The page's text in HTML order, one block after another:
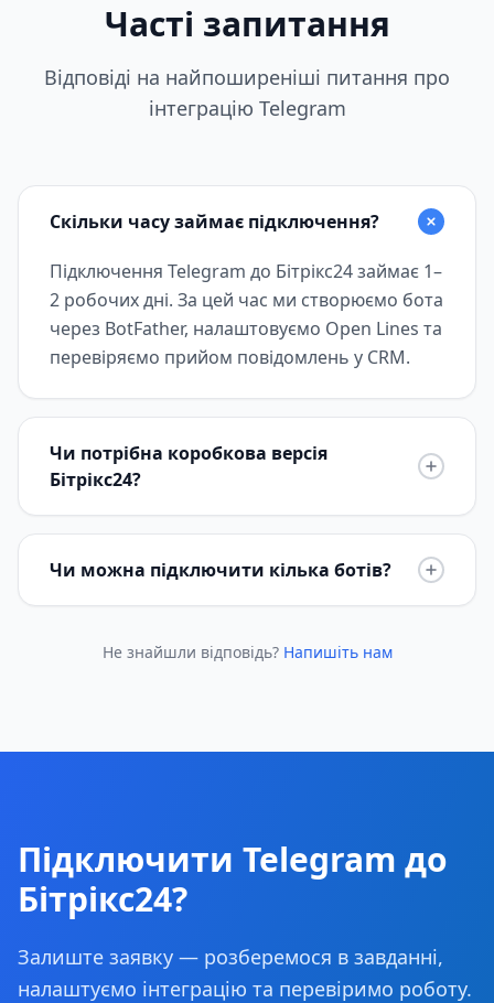
Часті запитання
Відповіді на найпоширеніші питання про
інтеграцію Telegram
Скільки часу займає підключення?
Підключення Telegram до Бітрікс24 займає 1–
2 робочих дні. За цей час ми створюємо бота
через BotFather, налаштовуємо Open Lines та
перевіряємо прийом повідомлень у CRM.
Чи потрібна коробкова версія
Бітрікс24?
Чи можна підключити кілька ботів?
Не знайшли відповідь? Напишіть нам
Підключити Telegram до
Бітрікс24?
Залиште заявку — розберемося в завданні,
налаштуємо інтеграцію та перевіримо роботу.